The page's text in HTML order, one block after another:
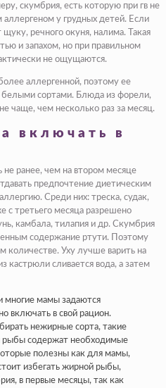
скумбрия, есть которую при гв не
аллергеном у грудных детей. Если
речного окуня, налима. Такая
и запахом, но при правильном
не ощущаются.
аллергенной, поэтому ее
белыми сортами. Блюда из форели,
чаще, чем несколько раз за месяц.
включать в
ранее, чем на втором месяце
предпочтение диетическим
Среди них: треска, судак,
с третьего месяца разрешено
камбала, тилапия и др. Скумбрия
содержание ртути. Поэтому
количестве. Уху лучше варить на
кастрюли сливается вода, а затем
многие мамы задаются
включать в свой рацион.
нежирные сорта, такие
рыбы содержат необходимые
полезны как для мамы,
избегать жирной рыбы,
в первые месяцы, так как